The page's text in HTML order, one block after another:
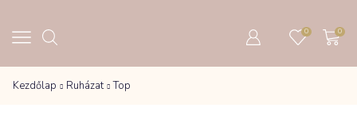
0 0
Kezdőlap Ruházat Top